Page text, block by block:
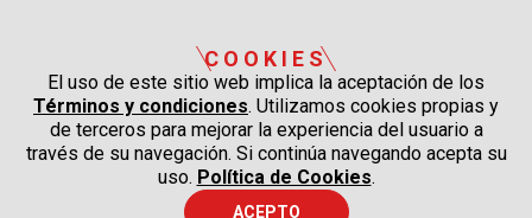
COOKIES
El uso de este sitio web implica la aceptación de los
Términos y condiciones. Utilizamos cookies propias y
de terceros para mejorar la experiencia del usuario a
través de su navegación. Si continúa navegando acepta su
uso. Política de Cookies.
ACEPTO